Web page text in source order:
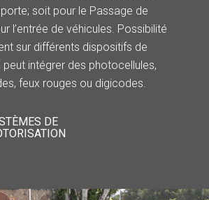
soit pour le Passage de
l’entrée de véhicules. Possibilité
sur différents dispositifs de
peut intégrer des photocellules,
feux rouges ou digicodes.
DE